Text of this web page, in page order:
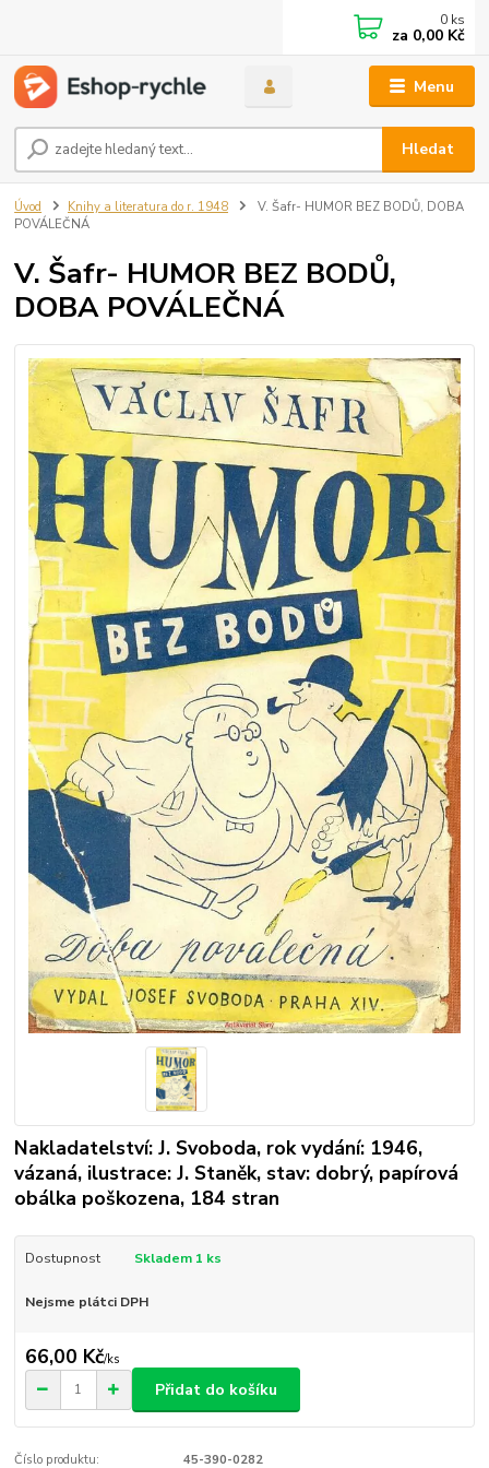
Menu
Hledat
0 ks
za 0,00 Kč
Úvod Knihy a literatura do r. 1948
V. Šafr- HUMOR BEZ BODŮ, DOBA
POVÁLEČNÁ
V. Šafr- HUMOR BEZ BODŮ,
DOBA POVÁLEČNÁ
Nakladatelství: J. Svoboda, rok vydání: 1946,
vázaná, ilustrace: J. Staněk, stav: dobrý, papírová
obálka poškozena, 184 stran
Dostupnost Skladem 1 ks
Nejsme plátci DPH
66,00 Kč/ks
Přidat do košíku
Číslo produktu: 45-390-0282